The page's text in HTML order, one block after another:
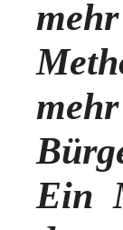
Ein